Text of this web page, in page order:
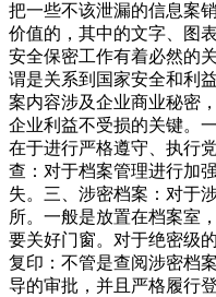
把一些不该泄漏的信息案
价值的，其中的文字、图
安全保密工作有着必然的
谓是关系到国家安全和利
案内容涉及企业商业秘密
企业利益不受损的关键。
在于进行严格遵守、执行
查：对于档案管理进行加
失。三、涉密档案：对于
所。一般是放置在档案室
要关好门窗。对于绝密级
复印：不管是查阅涉密档
导的审批，并且严格履行